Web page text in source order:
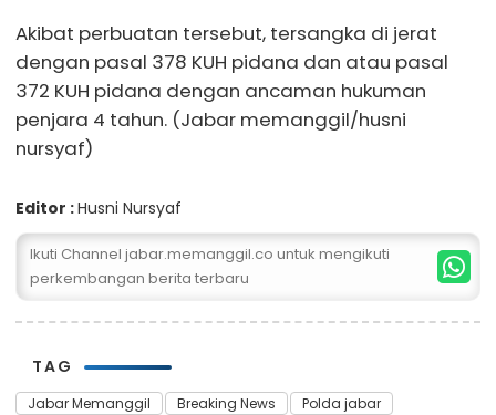
Akibat perbuatan tersebut, tersangka di jerat
dengan pasal 378 KUH pidana dan atau pasal
372 KUH pidana dengan ancaman hukuman
penjara 4 tahun. (Jabar memanggil/husni
nursyaf)
Editor :Husni Nursyaf
Ikuti Channel jabar.memanggil.co untuk mengikuti
perkembangan berita terbaru
TAG
Jabar Memanggil Breaking News Polda jabar